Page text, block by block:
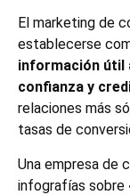
El marketing de
establecerse
información útil
confianza y
relaciones más
tasas de
Una empresa de
infografías sobre